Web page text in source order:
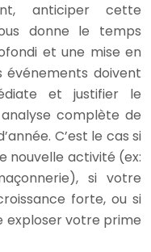
anticiper cette
donne le temps
et une mise en
doivent
et justifier le
complète de
C’est le cas si
nouvelle activité (ex:
si votre
forte, ou si
exploser votre prime